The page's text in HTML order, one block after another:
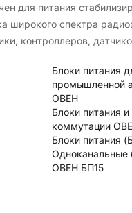
для питания
широкого спектра
контроллеров,
Блоки питания
промышленной
ОВЕН
Блоки питания и
коммутации
Блоки питания
Одноканальные
ОВЕН БП15